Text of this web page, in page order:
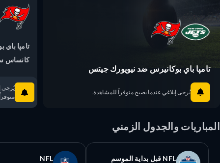
تامپا باي بوكانيرس ضد نيويورك جيتس
يُرجى إبلاغي عندما يصبح متوفراً للمشاهدة.
تامپا باي
كانساس
يُرجى
متوفراً
والجدول الزمني
NFL قبل بداية الموسم NFL